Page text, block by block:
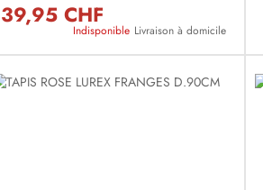
39,95 CHF
Indisponible Livraison à domicile